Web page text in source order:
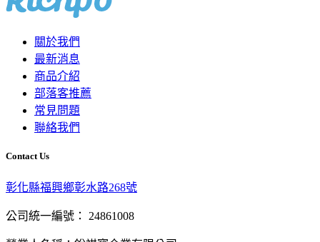
關於我們
最新消息
商品介紹
部落客推薦
常見問題
聯絡我們
Contact Us
彰化縣福興鄉彰水路268號
公司統一編號： 24861008